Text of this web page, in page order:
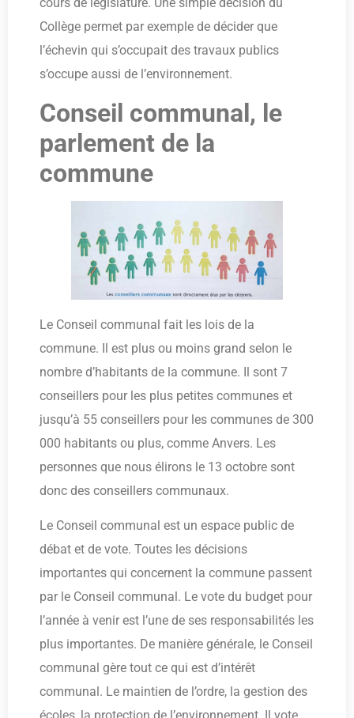
cours de législature. Une simple décision du
Collège permet par exemple de décider que
l’échevin qui s’occupait des travaux publics
s’occupe aussi de l’environnement.
Conseil communal, le
parlement de la
commune
Le Conseil communal fait les lois de la
commune. Il est plus ou moins grand selon le
nombre d’habitants de la commune. Il sont 7
conseillers pour les plus petites communes et
jusqu’à 55 conseillers pour les communes de 300
000 habitants ou plus, comme Anvers. Les
personnes que nous élirons le 13 octobre sont
donc des conseillers communaux.
Le Conseil communal est un espace public de
débat et de vote. Toutes les décisions
importantes qui concernent la commune passent
par le Conseil communal. Le vote du budget pour
l’année à venir est l’une de ses responsabilités les
plus importantes. De manière générale, le Conseil
communal gère tout ce qui est d’intérêt
communal. Le maintien de l’ordre, la gestion des